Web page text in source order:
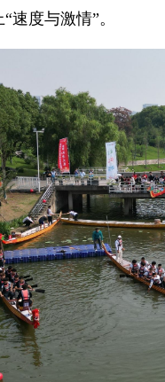
度与激情”。